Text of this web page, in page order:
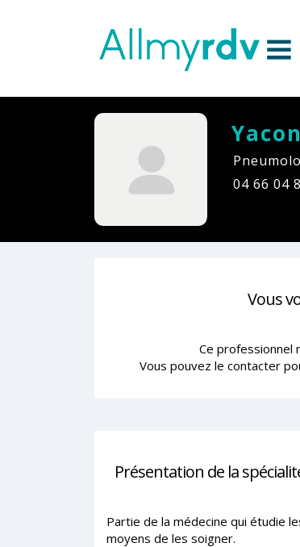
04 66 04
Vous
Ce professionnel
Vous pouvez le contacter
Présentation de la
Partie de la médecine qui étudie
moyens de les soigner.